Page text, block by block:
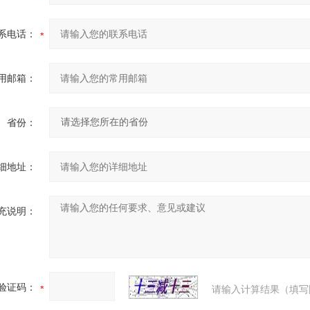
电话：
邮箱：
省份：
地址：
说明：
证码： 请输入计算结果（填